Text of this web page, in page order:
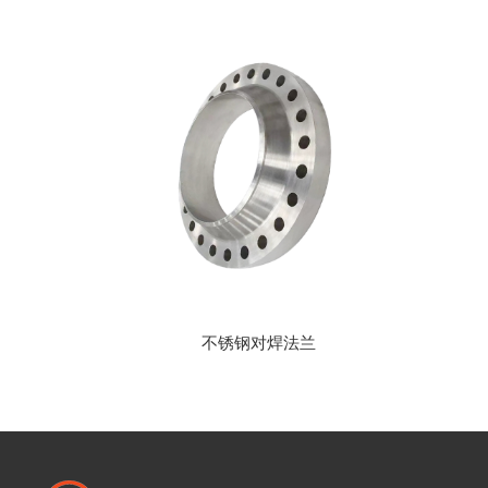
不锈钢对焊法兰